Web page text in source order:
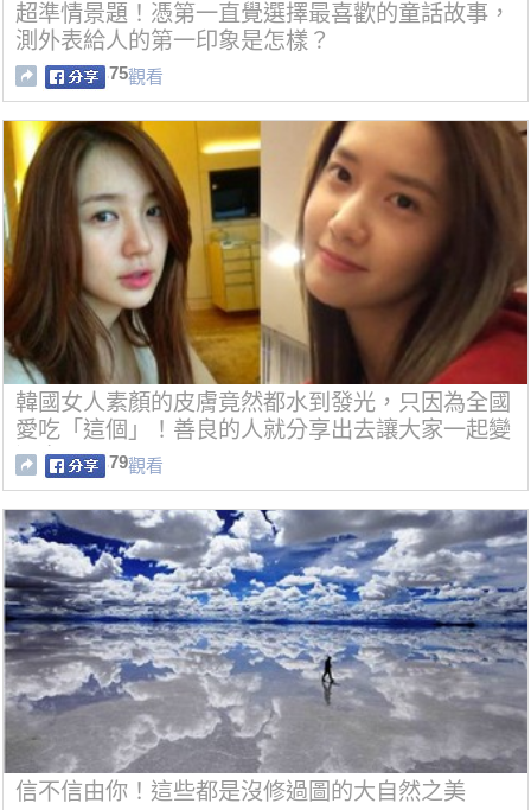
超準情景題！憑第一直覺選擇最喜歡的童話故事，
測外表給人的第一印象是怎樣？
75觀看
韓國女人素顏的皮膚竟然都水到發光，只因為全國
愛吃「這個」！善良的人就分享出去讓大家一起變
漂亮～
79觀看
信不信由你！這些都是沒修過圖的大自然之美